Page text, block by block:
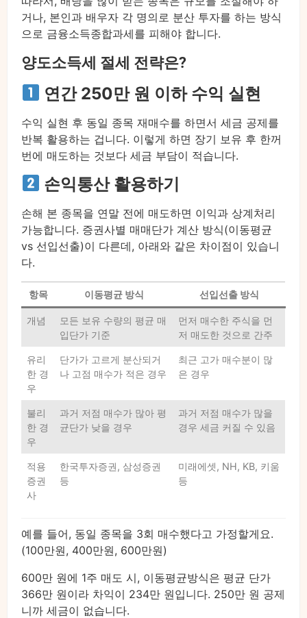
거나, 본인과 배우자 각 명의로 분산 투자를 하는 방식
으로 금융소득종합과세를 피해야 합니다.
양도소득세 절세 전략은?
연간 250만 원 이하 수익 실현
수익 실현 후 동일 종목 재매수를 하면서 세금 공제를
반복 활용하는 겁니다. 이렇게 하면 장기 보유 후 한꺼
번에 매도하는 것보다 세금 부담이 적습니다.
손익통산 활용하기
손해 본 종목을 연말 전에 매도하면 이익과 상계처리
가능합니다. 증권사별 매매단가 계산 방식(이동평균
vs 선입선출)이 다른데, 아래와 같은 차이점이 있습니
다.
항목 이동평균 방식 선입선출 방식
개념
모든 보유 수량의 평균 매
입단가 기준
먼저 매수한 주식을 먼
저 매도한 것으로 간주
유리
한 경
우
단가가 고르게 분산되거
나 고점 매수가 적은 경우
최근 고가 매수분이 많
은 경우
불리
한 경
우
과거 저점 매수가 많아 평
균단가 낮을 경우
과거 저점 매수가 많을
경우 세금 커질 수 있음
적용
증권
사
한국투자증권, 삼성증권
등
미래에셋, NH, KB, 키움
등
예를 들어, 동일 종목을 3회 매수했다고 가정할게요.
(100만원, 400만원, 600만원)
600만 원에 1주 매도 시, 이동평균방식은 평균 단가
366만 원이라 차익이 234만 원입니다. 250만 원 공제
니까 세금이 없습니다.